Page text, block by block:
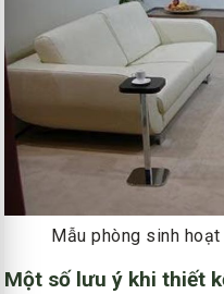
Mẫu phòng sinh
Một số lưu ý khi thiết